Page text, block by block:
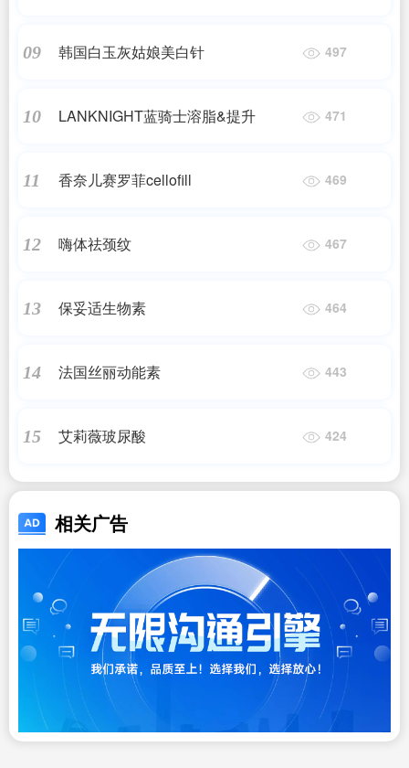
09 韩国白玉灰姑娘美白针 497
10 LANKNIGHT蓝骑士溶脂&提升 471
11 香奈儿赛罗菲cellofill 469
12 嗨体祛颈纹 467
13 保妥适生物素 464
14 法国丝丽动能素 443
15 艾莉薇玻尿酸 424
相关广告